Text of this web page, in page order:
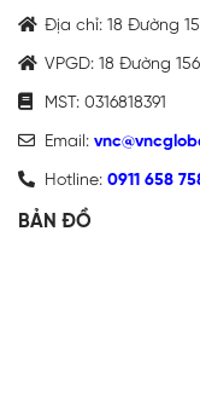
Địa chỉ: 18 Đường
VPGD: 18 Đường
MST: 0316818391
Email:
Hotline: 0911 658
BẢN ĐỒ